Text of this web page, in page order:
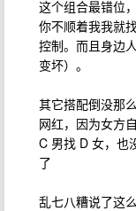
这个组合最错位
你不顺着我我就
控制。而且身边
变坏）。
其它搭配倒没那
网红，因为女方
C 男找 D 女，也
了
乱七八糟说了这